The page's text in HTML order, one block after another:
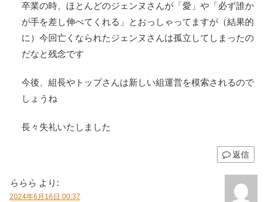
卒業の時、ほとんどのジェンヌさんが「愛」や「必ず誰か
が手を差し伸べてくれる」とおっしゃってますが（結果的
に）今回亡くなられたジェンヌさんは孤立してしまったの
だなと残念です
今後、組長やトップさんは新しい組運営を模索されるので
しょうね
長々失礼いたしました
返信
ららら より:
2024年6月16日 00:37